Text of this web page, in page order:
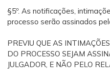
§5º. As notificações,
processo serão assinados
PREVIU QUE AS
DO PROCESSO SEJAM
JULGADOR, E NÃO PELO